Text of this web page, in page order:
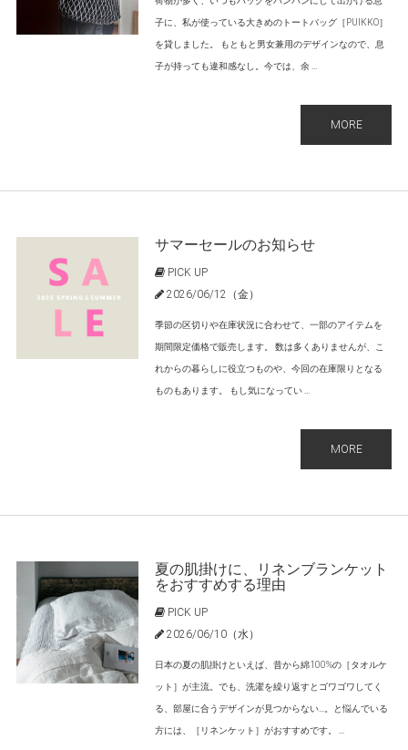
子に、私が使っている大きめのトートバッグ［PUIKKO］
を貸しました。 もともと男女兼用のデザインなので、息
子が持っても違和感なし。今では、余 ...
MORE
サマーセールのお知らせ
PICK UP
2026/06/12（金）
季節の区切りや在庫状況に合わせて、一部のアイテムを
期間限定価格で販売します。 数は多くありませんが、こ
れからの暮らしに役立つものや、今回の在庫限りとなる
ものもあります。 もし気になってい ...
MORE
夏の肌掛けに、リネンブランケット
をおすすめする理由
PICK UP
2026/06/10（水）
日本の夏の肌掛けといえば、昔から綿100%の［タオルケ
ット］が主流。でも、洗濯を繰り返すとゴワゴワしてく
る、部屋に合うデザインが見つからない…。と悩んでいる
方には、［リネンケット］がおすすめです。 ...